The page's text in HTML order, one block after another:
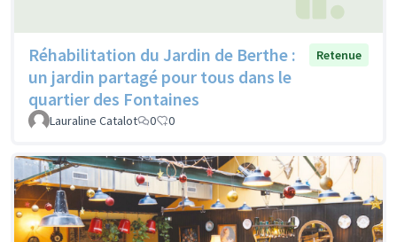
Réhabilitation du Jardin de Berthe :
un jardin partagé pour tous dans le
quartier des Fontaines
Retenue
Lauraline Catalot 0 0